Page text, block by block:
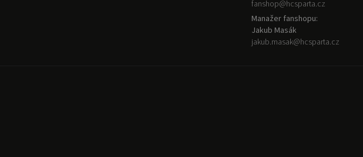
fanshop@hcsparta.cz
Manažer fanshopu:
Jakub Masák
jakub.masak@hcsparta.cz